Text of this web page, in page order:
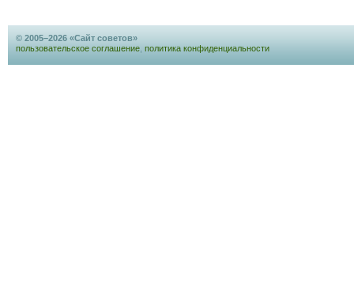
© 2005–2026 «Сайт советов»
пользовательское соглашение политика конфиденциальности